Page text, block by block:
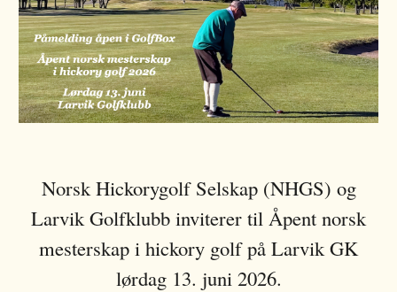
Norsk Hickorygolf Selskap (NHGS) og
LarvikGolfklubb inviterer til Åpent norsk
mesterskap i hickory golf på LarvikGK
lørdag 13. juni 2026.